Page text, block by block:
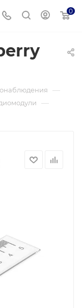
0
—
—